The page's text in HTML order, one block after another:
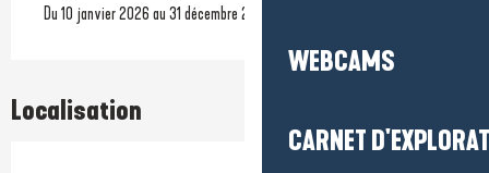
WEBCAMS
CARNET
Du 10 janvier 2026 au 31 décembre 2026
Localisation